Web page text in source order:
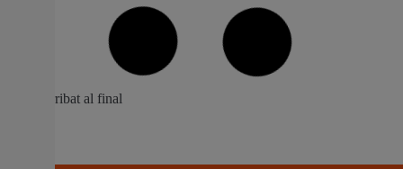
Adolescència
El Pla garanteix la implementació dels drets mundials de
la infància L’Ajuntament de L’Alcúdia posa en marxa el
seu Pla d’Infància i Adolescència que es planificarà i
implementarà en els anys 2023 – 2027. El propòsit del